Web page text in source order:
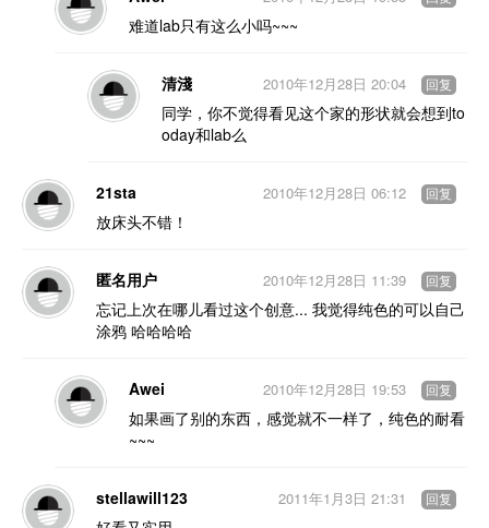
难道lab只有这么小吗~~~
清淺
同学，你不觉得看见这个家的形状就会想到to
oday和lab么
2010年12月28日 20:04 回复
21sta
放床头不错！
2010年12月28日 06:12 回复
匿名用户
忘记上次在哪儿看过这个创意... 我觉得纯色的可以自己
涂鸦 哈哈哈哈
2010年12月28日 11:39 回复
Awei
如果画了别的东西，感觉就不一样了，纯色的耐看
~~~
2010年12月28日 19:53 回复
stellawill123
2011年1月3日 21:31 回复